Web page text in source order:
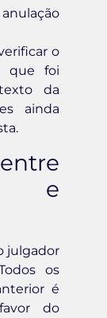
o
que foi
da
ainda
e
julgador
os
é
do